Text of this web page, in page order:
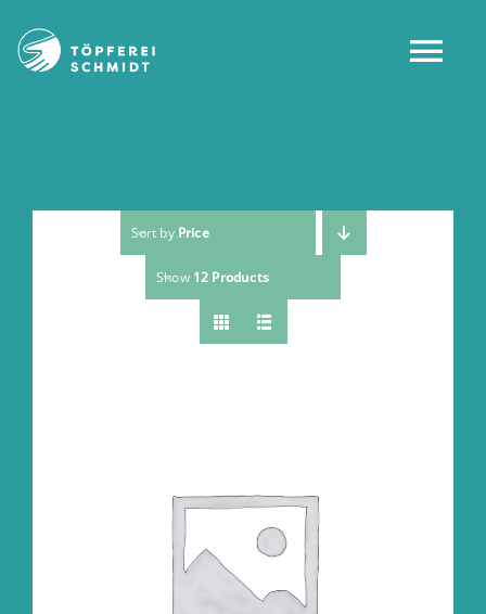
Inhalt
springen
Sort by Price
Show 12 Products